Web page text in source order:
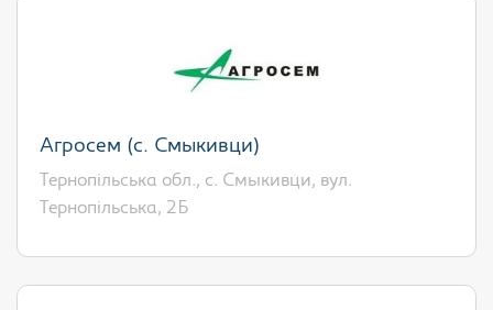
Агросем (с. Смыкивци)
Тернопільська обл., с. Смыкивци, вул.
Тернопільська, 2Б